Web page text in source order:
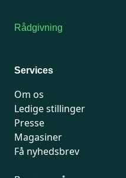
Rådgivning
Services
Om os
Ledige stillinger
Presse
Magasiner
Få nyhedsbrev